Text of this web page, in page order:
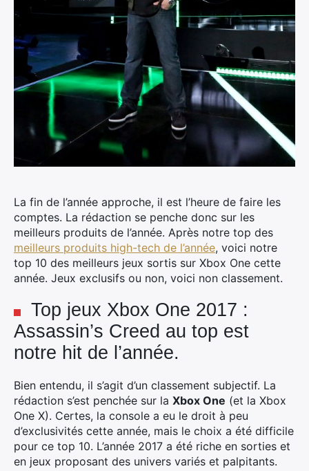
La fin de l’année approche, il est l’heure de faire les
comptes. La rédaction se penche donc sur les
meilleurs produits de l’année. Après notre top des
meilleurs produits high-tech de l’année, voici notre
top 10 des meilleurs jeux sortis sur Xbox One cette
année. Jeux exclusifs ou non, voici non classement.
Top jeux Xbox One 2017 :
Assassin’s Creed au top est
notre hit de l’année.
Bien entendu, il s’agit d’un classement subjectif. La
rédaction s’est penchée sur la Xbox One (et la Xbox
One X). Certes, la console a eu le droit à peu
d’exclusivités cette année, mais le choix a été difficile
pour ce top 10. L’année 2017 a été riche en sorties et
en jeux proposant des univers variés et palpitants.